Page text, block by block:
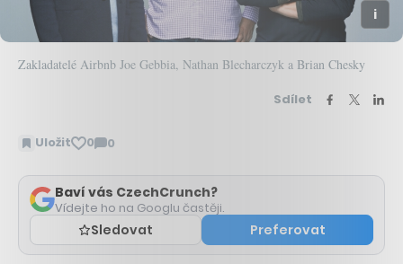
Zakladatelé Airbnb Joe Gebbia, Nathan Blecharczyk a Brian Chesky
Sdílet
Uložit 0 0
Zobrazit
Baví vás CzechCrunch?
Vídejte ho na Googlu častěji.
Sledovat Preferovat